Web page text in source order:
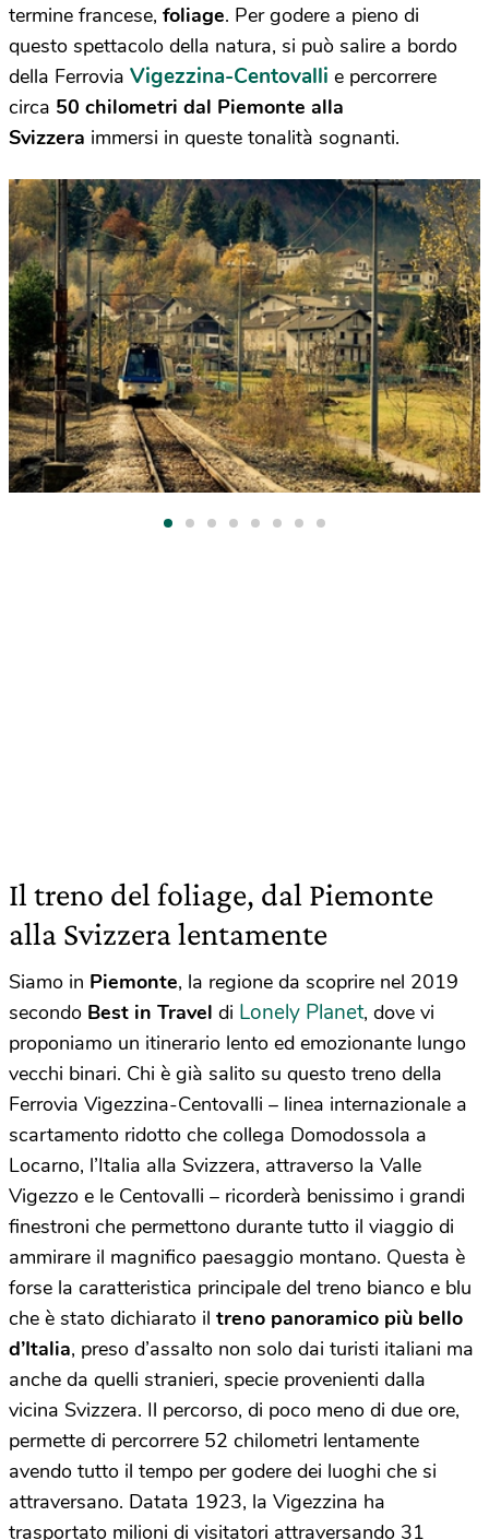
termine francese, foliage. Per godere a pieno di
questo spettacolo della natura, si può salire a bordo
della Ferrovia Vigezzina-Centovalli e percorrere
circa 50 chilometri dal Piemonte alla
Svizzera immersi in queste tonalità sognanti.
Il treno del foliage, dal Piemonte
alla Svizzera lentamente
Siamo in Piemonte, la regione da scoprire nel 2019
secondo Best in Travel di Lonely Planet, dove vi
proponiamo un itinerario lento ed emozionante lungo
vecchi binari. Chi è già salito su questo treno della
Ferrovia Vigezzina-Centovalli – linea internazionale a
scartamento ridotto che collega Domodossola a
Locarno, l’Italia alla Svizzera, attraverso la Valle
Vigezzo e le Centovalli – ricorderà benissimo i grandi
finestroni che permettono durante tutto il viaggio di
ammirare il magnifico paesaggio montano. Questa è
forse la caratteristica principale del treno bianco e blu
che è stato dichiarato il treno panoramico più bello
d’Italia, preso d’assalto non solo dai turisti italiani ma
anche da quelli stranieri, specie provenienti dalla
vicina Svizzera. Il percorso, di poco meno di due ore,
permette di percorrere 52 chilometri lentamente
avendo tutto il tempo per godere dei luoghi che si
attraversano. Datata 1923, la Vigezzina ha
trasportato milioni di visitatori attraversando 31